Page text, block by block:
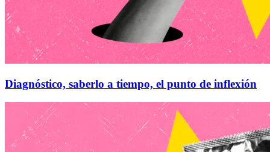
Diagnóstico, saberlo a tiempo, el punto de inflexión